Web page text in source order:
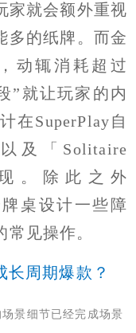
家就会额外重视
多的纸牌。而金
动辄消耗超过
”就让玩家的内
在SuperPlay自
及「Solitaire
。除此之外
桌设计一些障
见操作。
长周期爆款？
景细节已经完成场景